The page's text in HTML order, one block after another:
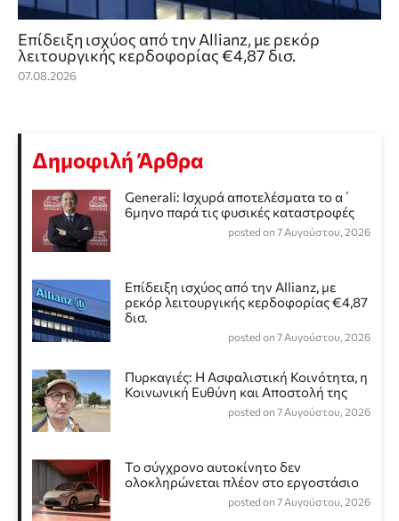
Επίδειξη ισχύος από την Allianz, με ρεκόρ
λειτουργικής κερδοφορίας €4,87 δισ.
07.08.2026
Δημοφιλή Άρθρα
Generali: Ισχυρά αποτελέσματα το α΄
6μηνο παρά τις φυσικές καταστροφές
posted on 7 Αυγούστου, 2026
Επίδειξη ισχύος από την Allianz, με
ρεκόρ λειτουργικής κερδοφορίας €4,87
δισ.
posted on 7 Αυγούστου, 2026
Πυρκαγιές: Η Ασφαλιστική Κοινότητα, η
Κοινωνική Ευθύνη και Αποστολή της
posted on 7 Αυγούστου, 2026
Το σύγχρονο αυτοκίνητο δεν
ολοκληρώνεται πλέον στο εργοστάσιο
posted on 7 Αυγούστου, 2026